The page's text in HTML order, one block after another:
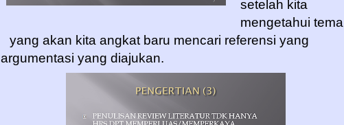
setelah kita
mengetahui tema
yang akan kita angkat baru mencari referensi yang
argumentasi yang diajukan.